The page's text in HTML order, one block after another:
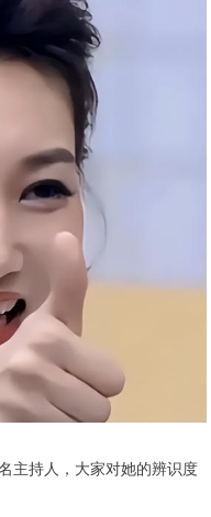
主持人，大家对她的辨识度